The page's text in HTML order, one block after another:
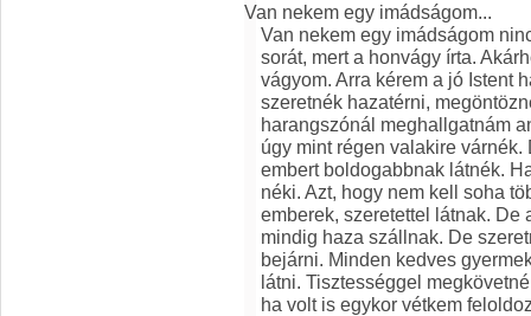
Van nekem egy imádságom...
Van nekem egy imádságom
sorát, mert a honvágy írta.
vágyom. Arra kérem a jó Istent
szeretnék hazatérni,
harangszónál meghallgatnám
úgy mint régen valakire
embert boldogabbnak látnék.
néki. Azt, hogy nem kell soha
emberek, szeretettel látnak. De
mindig haza szállnak. De
bejárni. Minden kedves
látni. Tisztességgel
ha volt is egykor vétkem